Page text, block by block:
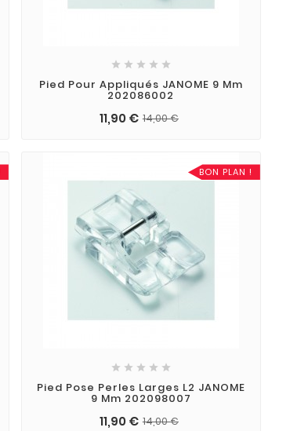
    
Pied Pour Appliqués JANOME 9 Mm
202086002
11,90 € 14,00 €
BON PLAN !
    
Pied Pose Perles Larges L2 JANOME
9 Mm 202098007
11,90 € 14,00 €